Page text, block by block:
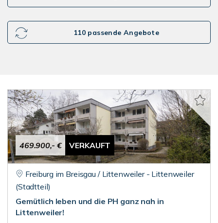
110 passende Angebote
469.900,- € VERKAUFT
Freiburg im Breisgau / Littenweiler - Littenweiler
(Stadtteil)
Gemütlich leben und die PH ganz nah in
Littenweiler!